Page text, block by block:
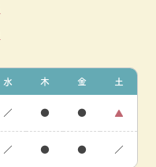
水 木 金 土
／ ● ● ▲
／ ● ● ／